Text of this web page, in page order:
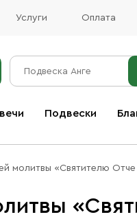
Услуги Оплата
Подвески
молитвы «Святителю